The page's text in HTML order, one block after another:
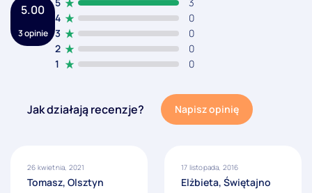
5.00
3 opinie
1 0
2 0
3 0
4 0
Jak działają recenzje? Napisz opinię
26 kwietnia, 2021
Tomasz, Olsztyn
17 listopada, 2016
Elżbieta, Świętajno